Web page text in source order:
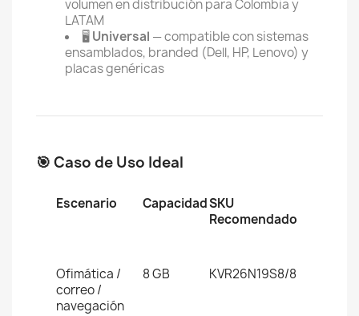
volumen en distribución para Colombia y
LATAM
🖥️ Universal — compatible con sistemas
ensamblados, branded (Dell, HP, Lenovo) y
placas genéricas
🎯 Caso de Uso Ideal
Escenario CapacidadSKU
Recomendado
Ofimática /
correo /
navegación
8 GB KVR26N19S8/8